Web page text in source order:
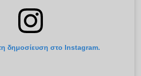
δημοσίευση στο Instagram.